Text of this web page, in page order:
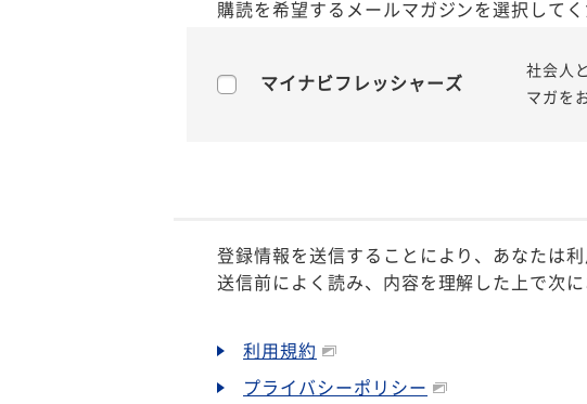
購読を希望するメールマガジンを選択してく
マイナビフレッシャーズ
社会人
マガを
登録情報を送信することにより、あなたは
送信前によく読み、内容を理解した上で次に
利用規約
プライバシーポリシー